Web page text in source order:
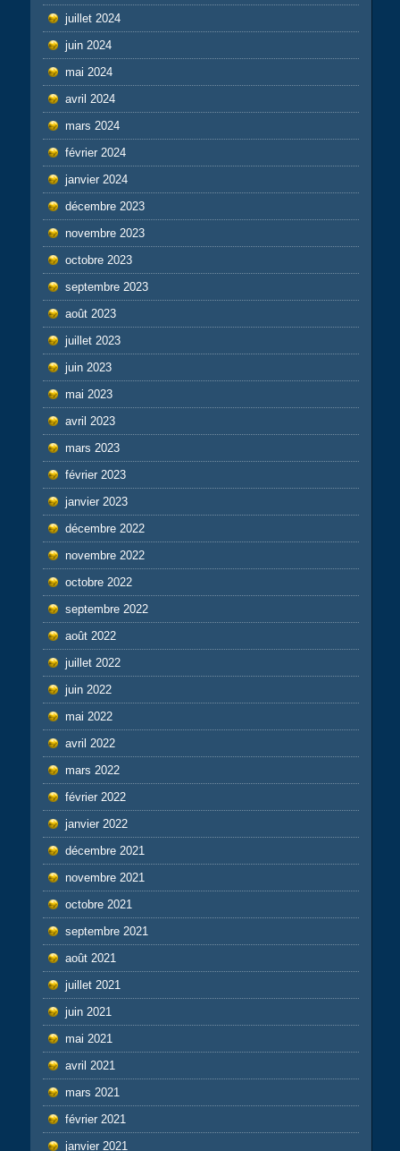
juillet 2024
juin 2024
mai 2024
avril 2024
mars 2024
février 2024
janvier 2024
décembre 2023
novembre 2023
octobre 2023
septembre 2023
août 2023
juillet 2023
juin 2023
mai 2023
avril 2023
mars 2023
février 2023
janvier 2023
décembre 2022
novembre 2022
octobre 2022
septembre 2022
août 2022
juillet 2022
juin 2022
mai 2022
avril 2022
mars 2022
février 2022
janvier 2022
décembre 2021
novembre 2021
octobre 2021
septembre 2021
août 2021
juillet 2021
juin 2021
mai 2021
avril 2021
mars 2021
février 2021
janvier 2021